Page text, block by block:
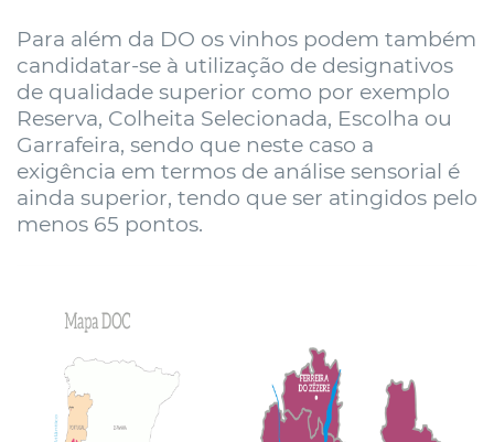
Para além da DO os vinhos podem também
candidatar-se à utilização de designativos
de qualidade superior como por exemplo
Reserva, Colheita Selecionada, Escolha ou
Garrafeira, sendo que neste caso a
exigência em termos de análise sensorial é
ainda superior, tendo que ser atingidos pelo
menos 65 pontos.